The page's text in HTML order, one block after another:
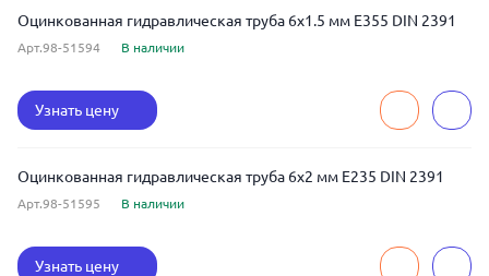
Оцинкованная гидравлическая труба 6x1.5 мм E355 DIN 2391
Арт.98-51594 В наличии
Узнать цену
Оцинкованная гидравлическая труба 6x2 мм E235 DIN 2391
Арт.98-51595 В наличии
Узнать цену